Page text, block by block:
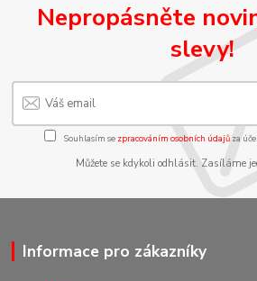
Nepropásněte
slevy!
Souhlasím se zpracováním osobních údajůza
Můžete se kdykoli odhlásit. Zasíláme
Informace pro zákazníky